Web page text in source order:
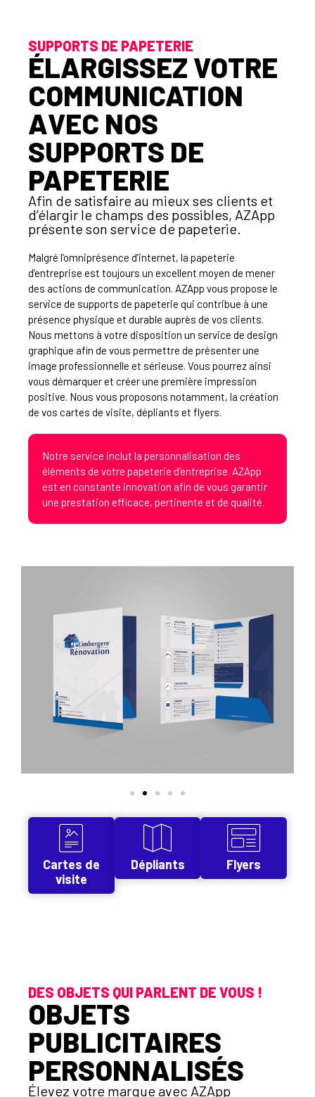
Cartes de
visite
Dépliants Flyers
SUPPORTS DE PAPETERIE
ÉLARGISSEZ VOTRE
COMMUNICATION
AVEC NOS
SUPPORTS DE
PAPETERIE
Afin de satisfaire au mieux ses clients et
d’élargir le champs des possibles, AZApp
présente son service de papeterie.
Malgré l’omniprésence d’internet, la papeterie
d’entreprise est toujours un excellent moyen de mener
des actions de communication. AZApp vous propose le
service de supports de papeterie qui contribue à une
présence physique et durable auprès de vos clients.
Nous mettons à votre disposition un service de design
graphique afin de vous permettre de présenter une
image professionnelle et sérieuse. Vous pourrez ainsi
vous démarquer et créer une première impression
positive. Nous vous proposons notamment, la création
de vos cartes de visite, dépliants et flyers.
Notre service inclut la personnalisation des
éléments de votre papeterie d’entreprise. AZApp
est en constante innovation afin de vous garantir
une prestation efficace, pertinente et de qualité.
DES OBJETS QUI PARLENT DE VOUS !
OBJETS
PUBLICITAIRES
PERSONNALISÉS
Élevez votre marque avec AZApp